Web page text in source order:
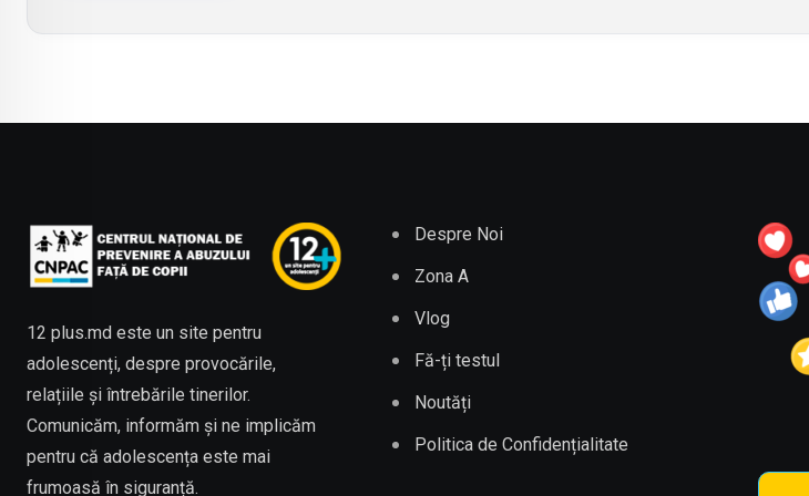
12 plus.md este un site pentru
adolescenți, despre provocările,
relațiile și întrebările tinerilor.
Comunicăm, informăm și ne implicăm
pentru că adolescența este mai
frumoasă în siguranță.
Despre Noi
Zona A
Vlog
Fă-ți testul
Noutăți
Politica de Confidențialitate